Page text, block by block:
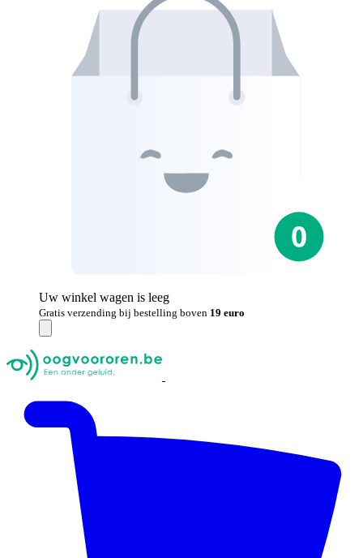
Uw winkel wagen is leeg
Gratis verzending bij bestelling boven 19 euro